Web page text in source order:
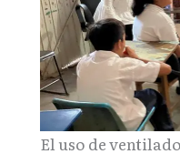
El uso de